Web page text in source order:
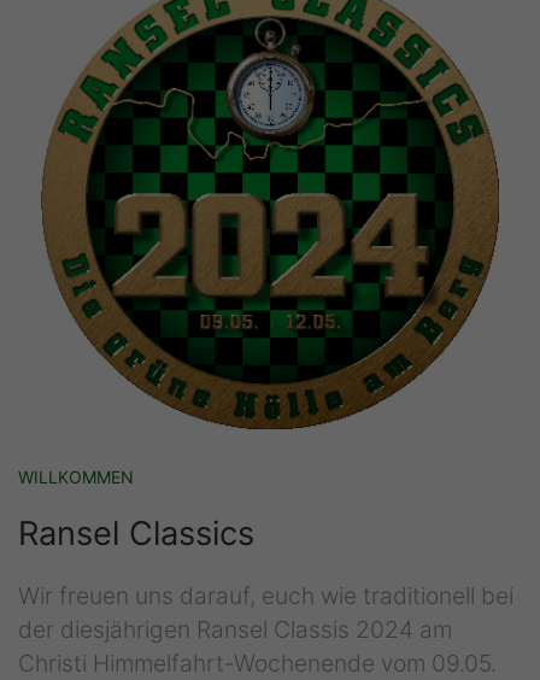
WILLKOMMEN
Ransel Classics
Wir freuen uns darauf, euch wie traditionell bei
der diesjährigen Ransel Classis 2024 am
Christi Himmelfahrt-Wochenende vom 09.05.